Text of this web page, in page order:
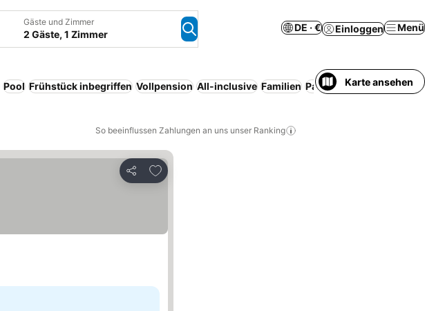
Gäste und Zimmer
2 Gäste, 1 Zimmer
DE · € Einloggen Menü
Pool Frühstück inbegriffen Vollpension All-inclusive Familien Parkplatz Halbpension
Karte ansehen
So beeinflussen Zahlungen an uns unser Ranking
Teilen
Zu Favoriten hinzufügen